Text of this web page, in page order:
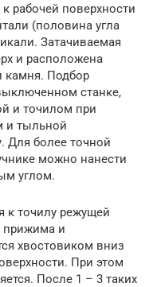
рабочей поверхности
(половина угла
Затачиваемая
и расположена
камня. Подбор
станке,
и точилом при
и тыльной
Для более точной
можно нанести
углом.
к точилу режущей
прижима и
хвостовиком вниз
При этом
После 1 – 3 таких